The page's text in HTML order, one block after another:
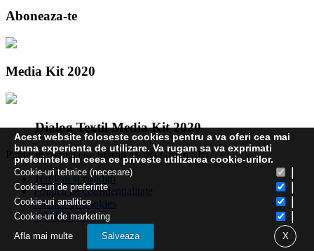
Aboneaza-te
Media Kit 2020
Dialog Textil Media Kit 2020
Publicatie editata de Martin Media Group SRL
Termeni și condiții
Politica de confidentialitate
Politica de cookies
CONTACT
Acest website foloseste cookies pentru a va oferi cea mai
buna experienta de utilizare. Va rugam sa va exprimati
preferintele in ceea ce priveste utilizarea cookie-urilor.
Cookie-uri tehnice (necesare)
Cookie-uri de preferinte
Cookie-uri analitice
Cookie-uri de marketing
Afla mai multe Salveaza X